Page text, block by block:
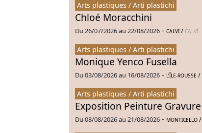
Arts plastiques / Arti plastichi
Chloé Moracchini
Du 26/07/2026 au 22/08/2026 - CALVI / CALVI
Arts plastiques / Arti plastichi
Monique Yenco Fusella
Du 03/08/2026 au 16/08/2026 - L’ÎLE-ROUSSE /
Arts plastiques / Arti plastichi
Exposition Peinture Gravure
Du 08/08/2026 au 21/08/2026 - MONTICELLO /